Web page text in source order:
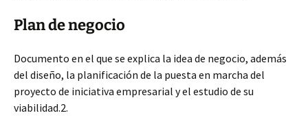
Plan de negocio
Documento en el que se explica la idea de negocio, además
del diseño, la planificación de la puesta en marcha del
proyecto de iniciativa empresarial y el estudio de su
viabilidad.2.